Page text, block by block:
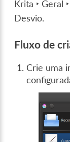
Krita ‣ Geral
Desvio.
Fluxo de
Crie uma